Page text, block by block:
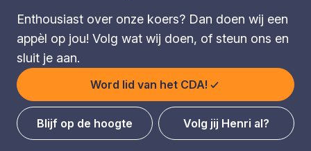
Enthousiast over onze koers? Dan doen wij een
appèl op jou! Volg wat wij doen, of steun ons en
sluit je aan.
Word lid van het CDA!
Blijf op de hoogte Volg jij Henri al?